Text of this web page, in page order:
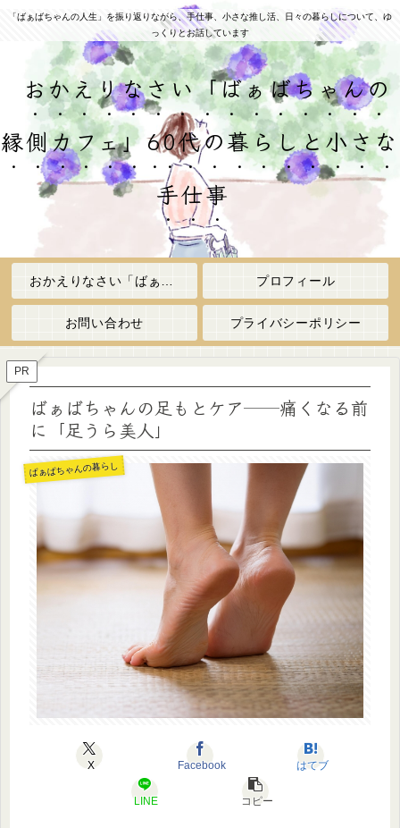
「ばぁばちゃんの人生」を振り返りながら、手仕事、小さな推し活、日々の暮らしについて、ゆ
っくりとお話しています
おかえりなさい「ばぁばちゃんの
縁側カフェ」60代の暮らしと小さな
手仕事
プロフィール
お問い合わせ プライバシーポリシー
PR
ばぁばちゃんの足もとケア──痛くなる前
に「足うら美人」
ばぁばちゃんの暮らし
X Facebook はてブ
LINE コピー